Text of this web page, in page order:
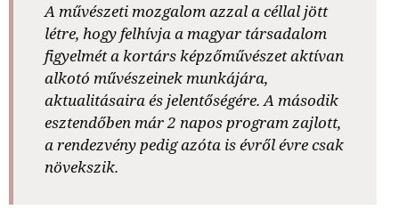
A művészeti mozgalom azzal a céllal jött
létre, hogy felhívja a magyar társadalom
figyelmét a kortárs képzőművészet aktívan
alkotó művészeinek munkájára,
aktualitásaira és jelentőségére. A második
esztendőben már 2 napos program zajlott,
a rendezvény pedig azóta is évről évre csak
növekszik.